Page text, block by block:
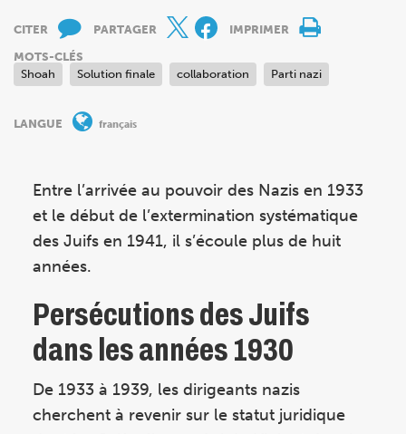
CITER PARTAGER
IMPRIMER
MOTS-CLÉS
Shoah
Solution finale collaboration Parti nazi
LANGUE français
Entre l’arrivée au pouvoir des Nazis en 1933
et le début de l’extermination systématique
des Juifs en 1941, il s’écoule plus de huit
années.
Persécutions des Juifs
dans les années 1930
De 1933 à 1939, les dirigeants nazis
cherchent à revenir sur le statut juridique